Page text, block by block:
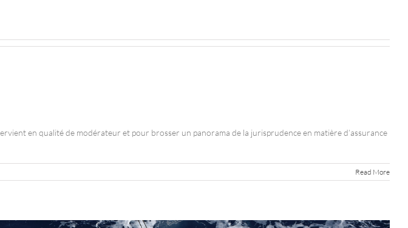
en qualité de modérateur et pour brosser un panorama de la jurisprudence en matière d’assurance
Read More